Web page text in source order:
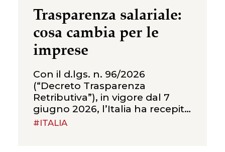
Trasparenza salariale:
cosa cambia per le
imprese
Con il d.lgs. n. 96/2026
(“Decreto Trasparenza
Retributiva”), in vigore dal 7
giugno 2026, l’Italia ha recepito
la Direttiva (UE) 2023/970 sulla
#ITALIA